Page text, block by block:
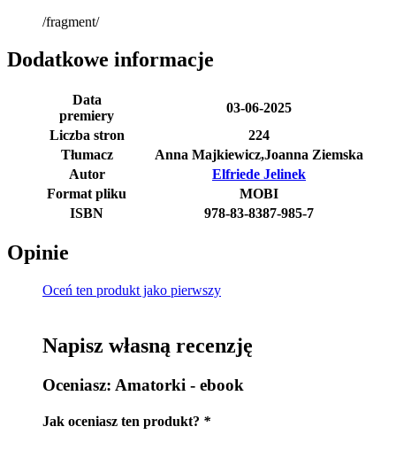
/fragment/
Dodatkowe informacje
Data
premiery
03-06-2025
Liczba stron
224
Tłumacz
Anna Majkiewicz,Joanna Ziemska
Autor
Elfriede Jelinek
Format pliku
MOBI
ISBN
978-83-8387-985-7
Opinie
Oceń ten produkt jako pierwszy
Napisz własną recenzję
Oceniasz: Amatorki - ebook
Jak oceniasz ten produkt? *